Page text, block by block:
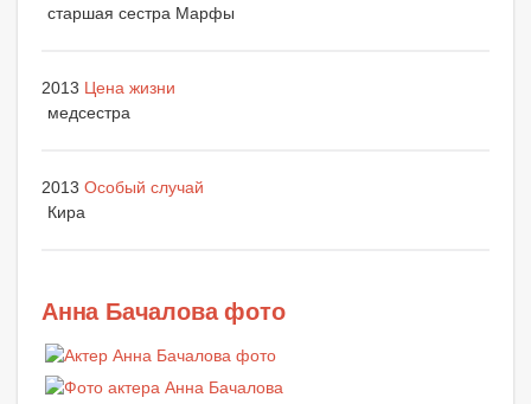
старшая сестра Марфы
2013 Цена жизни
медсестра
2013 Особый случай
Кира
Анна Бачалова фото